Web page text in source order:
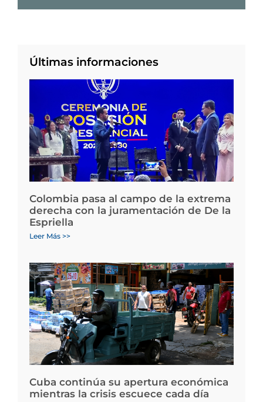
Últimas informaciones
Colombia pasa al campo de la extrema
derecha con la juramentación de De la
Espriella
Leer Más >>
Cuba continúa su apertura económica
mientras la crisis escuece cada día